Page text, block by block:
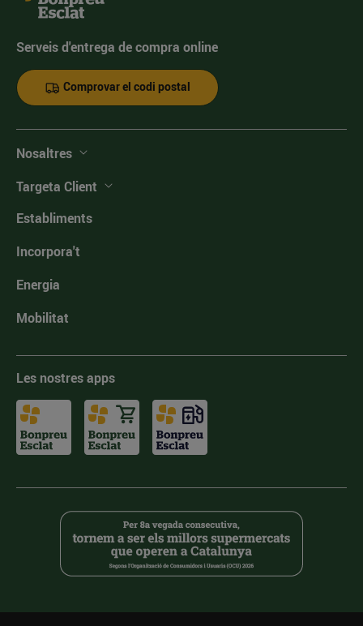
Serveis d'entrega de compra online
Comprovar el codi postal
Nosaltres
Targeta Client
Establiments
Incorpora't
Energia
Mobilitat
Les nostres apps